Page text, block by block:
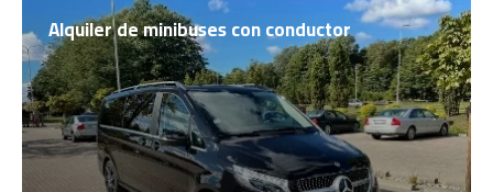
Alquiler de minibuses con conductor